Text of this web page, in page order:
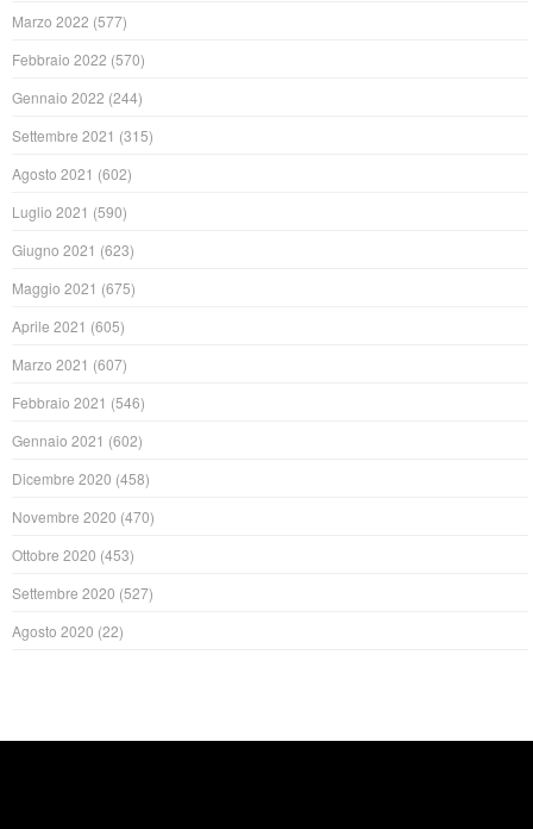
Marzo 2022 (577)
Febbraio 2022 (570)
Gennaio 2022 (244)
Settembre 2021 (315)
Agosto 2021 (602)
Luglio 2021 (590)
Giugno 2021 (623)
Maggio 2021 (675)
Aprile 2021 (605)
Marzo 2021 (607)
Febbraio 2021 (546)
Gennaio 2021 (602)
Dicembre 2020 (458)
Novembre 2020 (470)
Ottobre 2020 (453)
Settembre 2020 (527)
Agosto 2020 (22)